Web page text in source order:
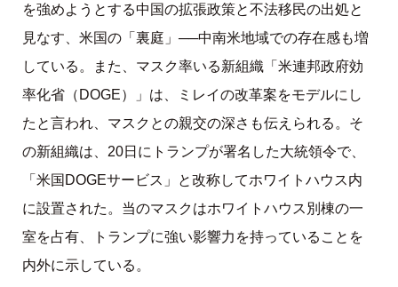
を強めようとする中国の拡張政策と不法移民の出処と
見なす、米国の「裏庭」──中南米地域での存在感も増
している。また、マスク率いる新組織「米連邦政府効
率化省（DOGE）」は、ミレイの改革案をモデルにし
たと言われ、マスクとの親交の深さも伝えられる。そ
の新組織は、20日にトランプが署名した大統領令で、
「米国DOGEサービス」と改称してホワイトハウス内
に設置された。当のマスクはホワイトハウス別棟の一
室を占有、トランプに強い影響力を持っていることを
内外に示している。